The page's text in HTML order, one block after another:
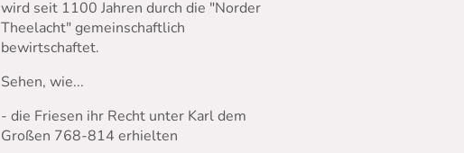
wird seit 1100 Jahren durch die "Norder
Theelacht" gemeinschaftlich
bewirtschaftet.
Sehen, wie...
- die Friesen ihr Recht unter Karl dem
Großen 768-814 erhielten